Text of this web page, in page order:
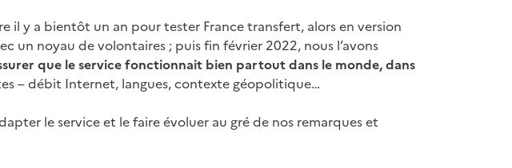
il y a bientôt un an pour tester France transfert, alors en version
un noyau de volontaires ; puis fin février 2022, nous l’avons
que le service fonctionnait bien partout dans le monde, dans
– débit Internet, langues, contexte géopolitique…
le service et le faire évoluer au gré de nos remarques et